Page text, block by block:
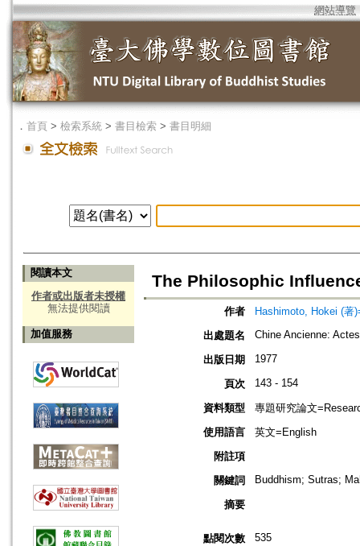
網站導覽
． 首頁 > 檢索系統 > 書目檢索 > 書目明細
閱讀本文
作者或出版者未授權
無法提供閱讀
加值服務
The Philosophic
作者
Hashimoto, Hokei (著
出處題名
Chine Ancienne:
出版日期 1977
頁次 143 - 154
資料類型
專題研究論文
使用語言
英文=English
附註項
關鍵詞
Buddhism; Sutras;
摘要
點閱次數 535